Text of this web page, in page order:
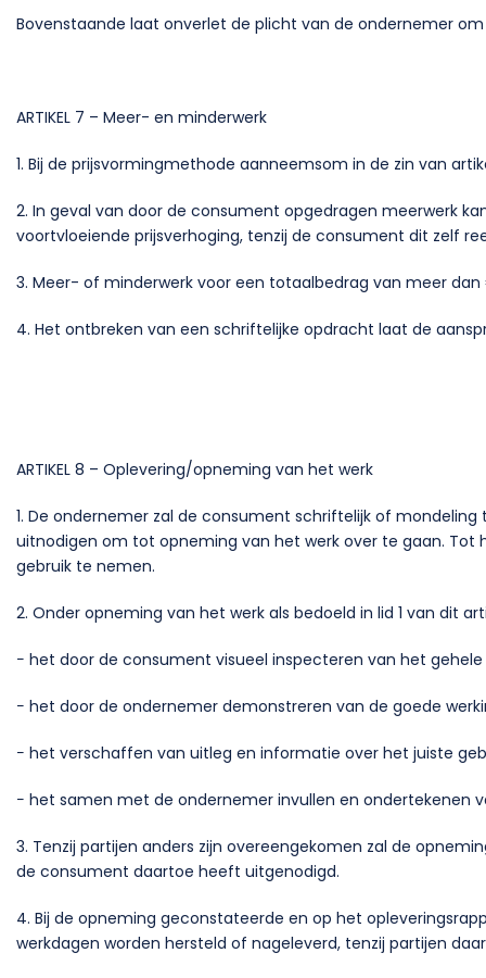
Bovenstaande laat onverlet de plicht van de ondernemer
ARTIKEL 7 – Meer- en minderwerk
1. Bij de prijsvormingmethode aanneemsom in de zin van
2. In geval van door de consument opgedragen meerwerk
voortvloeiende prijsverhoging, tenzij de consument dit zelf
3. Meer- of minderwerk voor een totaalbedrag van meer
4. Het ontbreken van een schriftelijke opdracht laat de
ARTIKEL 8 – Oplevering/opneming van het werk
1. De ondernemer zal de consument schriftelijk of
uitnodigen om tot opneming van het werk over te gaan.
gebruik te nemen.
2. Onder opneming van het werk als bedoeld in lid 1 van dit
− het door de consument visueel inspecteren van het
− het door de ondernemer demonstreren van de goede
− het verschaffen van uitleg en informatie over het juiste
− het samen met de ondernemer invullen en ondertekenen
3. Tenzij partijen anders zijn overeengekomen zal de
de consument daartoe heeft uitgenodigd.
4. Bij de opneming geconstateerde en op het
werkdagen worden hersteld of nageleverd, tenzij partijen